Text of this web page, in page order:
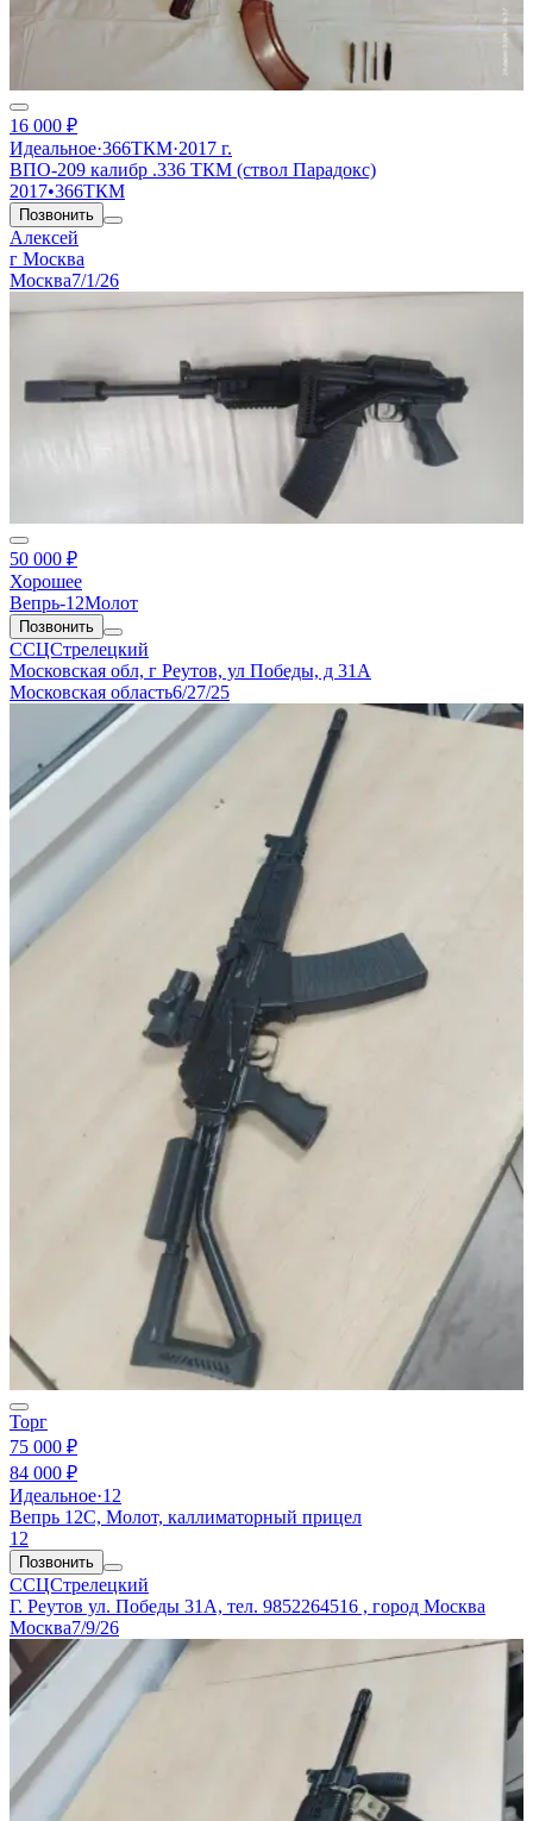
16 000 ₽
Идеальное·366ТКМ·2017 г.
ВПО-209 калибр .336 ТКМ (ствол Парадокс)
2017•366ТКМ
Позвонить
Алексей
г Москва
Москва7/1/26
50 000 ₽
Хорошее
Вепрь-12Молот
Позвонить
ССЦСтрелецкий
Московская обл, г Реутов, ул Победы, д 31А
Московская область6/27/25
Торг
75 000 ₽
84 000 ₽
Идеальное·12
Вепрь 12С, Молот, каллиматорный прицел
12
Позвонить
ССЦСтрелецкий
Г. Реутов ул. Победы 31А, тел. 9852264516 , город Москва
Москва7/9/26